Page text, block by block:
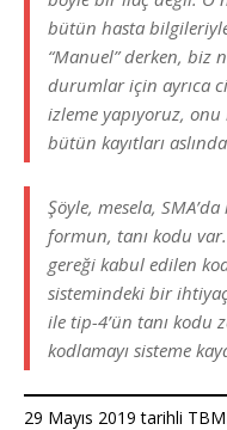
bütün hasta
“Manuel” derken,
durumlar için ayrıca
izleme yapıyoruz,
bütün kayıtları
Şöyle, mesela,
formun, tanı kodu
gereği kabul edilen
sistemindeki bir
ile tip-4’ün tanı kodu
kodlamayı sisteme
29 Mayıs 2019 tarihli